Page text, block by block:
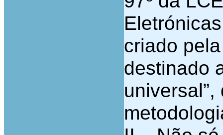
criado
destinado